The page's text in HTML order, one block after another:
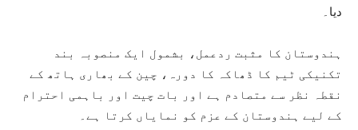
دیا۔
ہندوستان کا مثبت ردعمل، بشمول ایک منصوبہ بند
تکنیکی ٹیم کا ڈھاکہ کا دورہ، چین کے بھاری ہاتھ کے
نقطہ نظر سے متصادم ہے اور بات چیت اور باہمی احترام
کے لیے ہندوستان کے عزم کو نمایاں کرتا ہے۔